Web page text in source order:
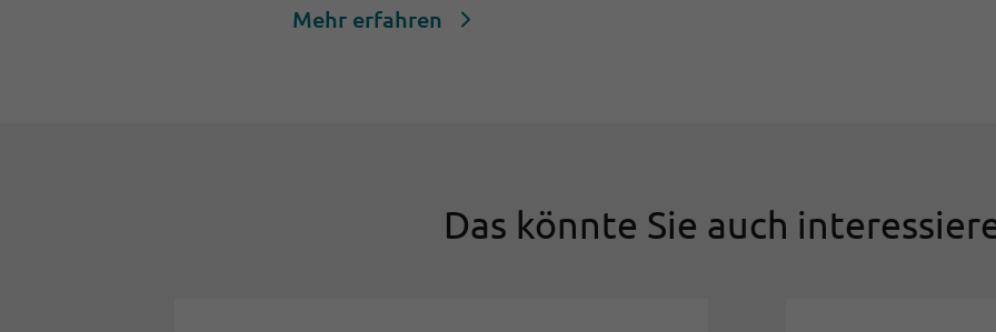
Mehr erfahren
Das könnte Sie auch